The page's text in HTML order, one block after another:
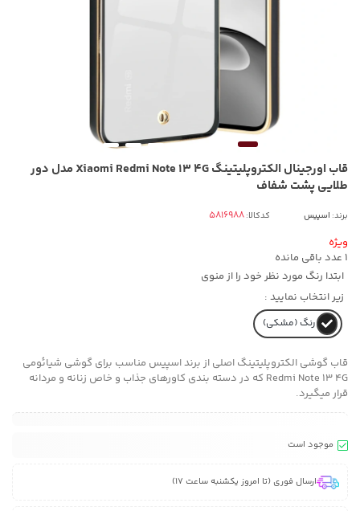
قاب اورجینال الکتروپلیتینگ Xiaomi Redmi Note 13 4G مدل دور
طلایی پشت شفاف
برند: اسپیس کدکالا:
ویژه
1 عدد باقی مانده
ابتدا رنگ مورد نظر خود را از منوی
زیر انتخاب نمایید :
رنگ (مشکی)
قاب گوشی الکتروپلیتینگ اصلی از برند اسپیس مناسب برای گوشی شیائومی
Redmi Note 13 4G که در دسته بندی کاورهای جذاب و خاص زنانه و مردانه
قرار میگیرد.
موجود است
ارسال فوری (تا امروز یکشنبه ساعت 17)